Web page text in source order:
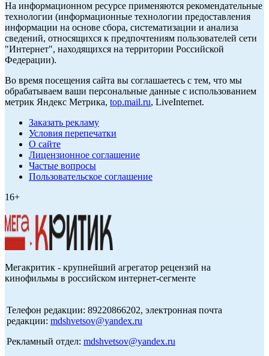
На информационном ресурсе применяются рекомендательные
технологии (информационные технологии предоставления
информации на основе сбора, систематизации и анализа
сведений, относящихся к предпочтениям пользователей сети
"Интернет", находящихся на территории Российской
Федерации).
Во время посещения сайта вы соглашаетесь с тем, что мы
обрабатываем ваши персональные данные с использованием
метрик Яндекс Метрика, top.mail.ru, LiveInternet.
Заказать рекламу
Условия перепечатки
О сайте
Лицензионное соглашение
Частые вопросы
Пользовательское соглашение
16+
Мегакритик - крупнейший агрегатор рецензий на
кинофильмы в российском интернет-сегменте
Телефон редакции: 89220866202, электронная почта
редакции: mdshvetsov@yandex.ru
Рекламный отдел: mdshvetsov@yandex.ru